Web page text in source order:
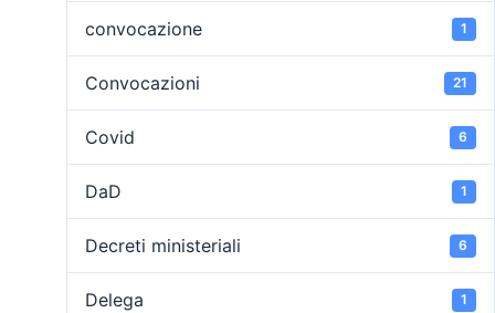
convocazione 1
Convocazioni 21
Covid 6
DaD 1
Decreti ministeriali 6
Delega 1